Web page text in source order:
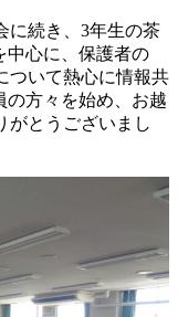
に続き、3年生の茶
中心に、保護者の
ついて熱心に情報共
の方々を始め、お越
がとうございまし